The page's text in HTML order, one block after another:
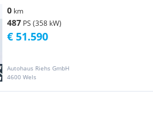
0 km
487 PS (358 kW)
Autohaus Riehs GmbH
4600 Wels
€ 51.590